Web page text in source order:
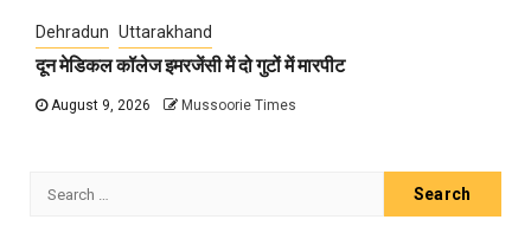
Dehradun Uttarakhand
दून मेडिकल कॉलेज इमरजेंसी में दो गुटों में मारपीट
August 9, 2026 Mussoorie Times
Search